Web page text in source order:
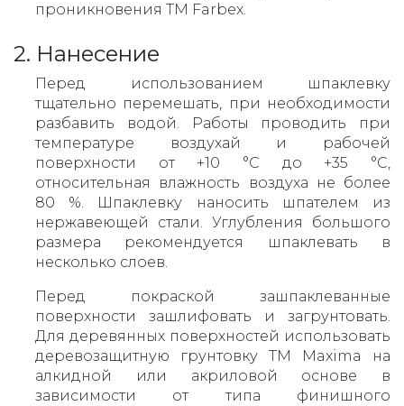
проникновения ТМ Farbex.
2. Нанесение
Перед использованием шпаклевку
тщательно перемешать, при необходимости
разбавить водой. Работы проводить при
температуре воздухай и рабочей
поверхности от +10 °С до +35 °С,
относительная влажность воздуха не более
80 %. Шпаклевку наносить шпателем из
нержавеющей стали. Углубления большого
размера рекомендуется шпаклевать в
несколько слоев.
Перед покраской зашпаклеванные
поверхности зашлифовать и загрунтовать.
Для деревянных поверхностей использовать
деревозащитную грунтовку ТМ Maxima на
алкидной или акриловой основе в
зависимости от типа финишного